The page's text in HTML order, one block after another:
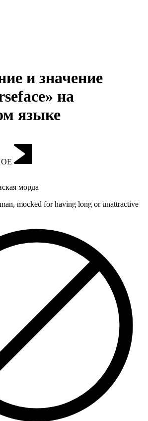
и значение
на
языке
морда
mocked for having long or unattractive